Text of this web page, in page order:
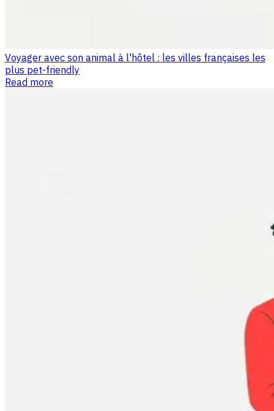
Voyager avec son animal à l'hôtel : les villes françaises les
plus pet-friendly
Read more